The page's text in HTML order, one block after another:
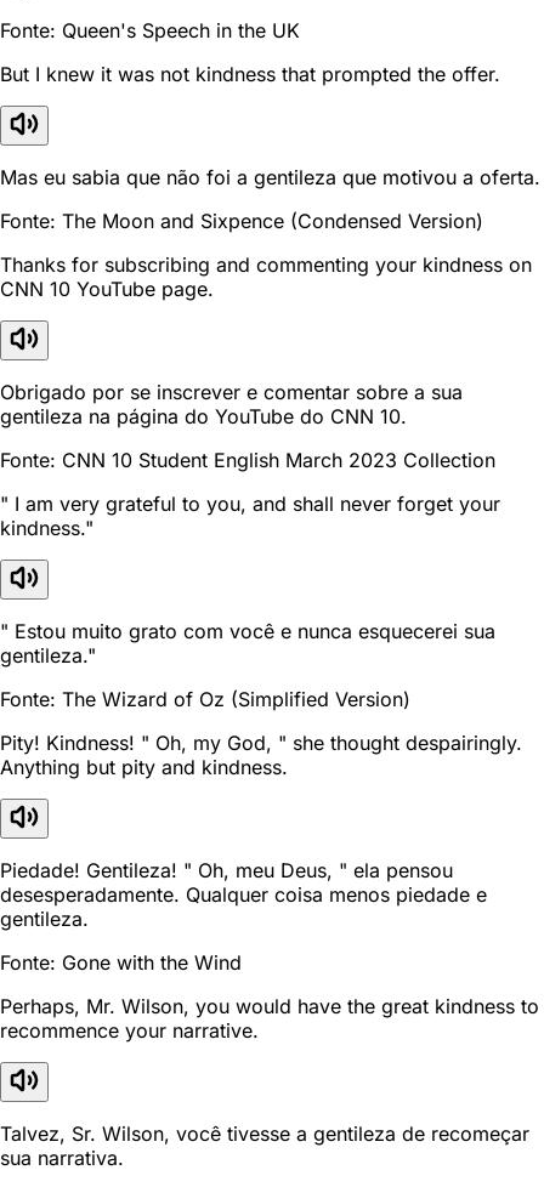
Fonte: Queen's Speech in the UK
But I knew it was not kindness that prompted the offer.
Mas eu sabia que não foi a gentileza que motivou a oferta.
Fonte: The Moon and Sixpence (Condensed Version)
Thanks for subscribing and commenting your kindness on
CNN 10 YouTube page.
Obrigado por se inscrever e comentar sobre a sua
gentileza na página do YouTube do CNN 10.
Fonte: CNN 10 Student English March 2023 Collection
" I am very grateful to you, and shall never forget your
kindness."
" Estou muito grato com você e nunca esquecerei sua
gentileza."
Fonte: The Wizard of Oz (Simplified Version)
Pity! Kindness! " Oh, my God, " she thought despairingly.
Anything but pity and kindness.
Piedade! Gentileza! " Oh, meu Deus, " ela pensou
desesperadamente. Qualquer coisa menos piedade e
gentileza.
Fonte: Gone with the Wind
Perhaps, Mr. Wilson, you would have the great kindness to
recommence your narrative.
Talvez, Sr. Wilson, você tivesse a gentileza de recomeçar
sua narrativa.